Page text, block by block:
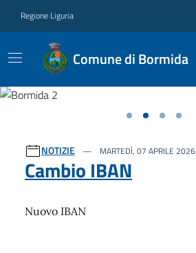
Regione Liguria
Comune di Bormida
Ultime notizie
NOTIZIE MARTEDÌ, 07 APRILE 2026
Cambio IBAN
Nuovo IBAN